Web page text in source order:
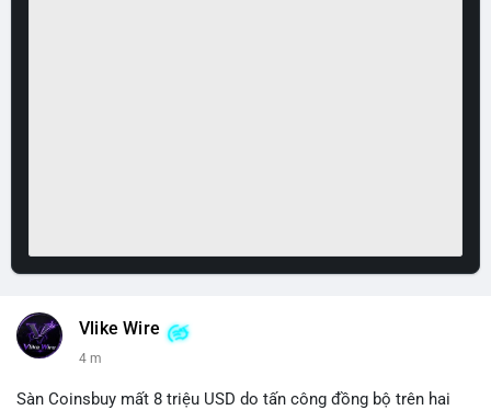
Vlike Wire
4 m
Sàn Coinsbuy mất 8 triệu USD do tấn công đồng bộ trên hai